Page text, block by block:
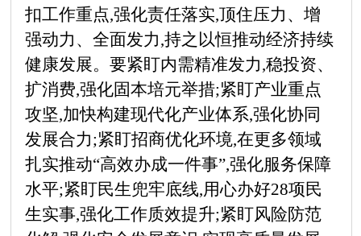
扣工作重点,强化责任落实,顶住压力、增
强动力、全面发力,持之以恒推动经济持续
健康发展。要紧盯内需精准发力,稳投资、
扩消费,强化固本培元举措;紧盯产业重点
攻坚,加快构建现代化产业体系,强化协同
发展合力;紧盯招商优化环境,在更多领域
扎实推动“高效办成一件事”,强化服务保障
水平;紧盯民生兜牢底线,用心办好28项民
生实事,强化工作质效提升;紧盯风险防范